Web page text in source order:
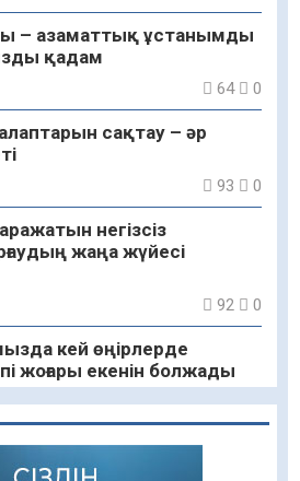
– азаматтық ұстанымды
қадам
64 0
сақтау – әр
93 0
негізсіз
жаңа жүйесі
92 0
кей өңірлерде
жоғары екенін болжады
78 0
жасанды интеллект
өтті